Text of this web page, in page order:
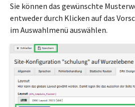
Sie können das gewünschte
entweder durch Klicken auf das
im Auswahlmenü auswählen.